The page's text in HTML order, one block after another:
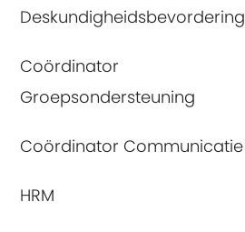
Deskundigheidsbevordering
Coördinator
Groepsondersteuning
Coördinator Communicatie
HRM